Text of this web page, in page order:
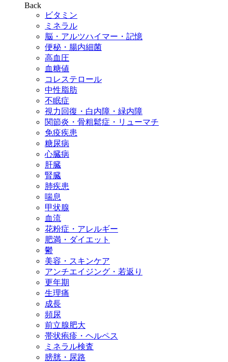
Back
ビタミン
ミネラル
脳・アルツハイマー・記憶
便秘・腸内細菌
高血圧
血糖値
コレステロール
中性脂肪
不眠症
視力回復・白内障・緑内障
関節炎・骨粗鬆症・リューマチ
免疫疾患
糖尿病
心臓病
肝臓
腎臓
肺疾患
喘息
甲状腺
血流
花粉症・アレルギー
肥満・ダイエット
鬱
美容・スキンケア
アンチエイジング・若返り
更年期
生理痛
成長
頻尿
前立腺肥大
帯状疱疹・ヘルペス
ミネラル検査
膀胱・尿路